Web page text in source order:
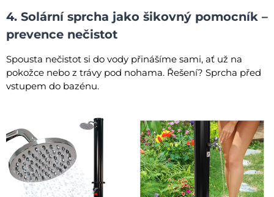
4. Solární sprcha jako šikovný pomocník –
prevence nečistot
Spousta nečistot si do vody přinášíme sami, ať už na
pokožce nebo z trávy pod nohama. Řešení? Sprcha před
vstupem do bazénu.